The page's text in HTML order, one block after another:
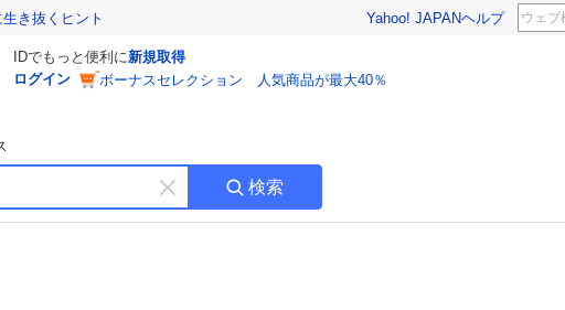
き抜くヒント Yahoo! JAPANヘルプ
IDでもっと便利に新規取得
ログイン
ボーナスセレクション 人気商品が最大40％
キ
ー
検索